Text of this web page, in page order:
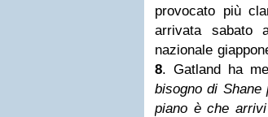
provocato più
arrivata sabato
nazionale
8. Gatland ha
bisogno di
piano è che